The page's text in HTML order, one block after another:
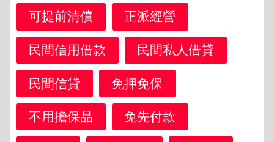
可提前清償 正派經營
民間信用借款 民間私人借貸
民間信貸 免押免保
不用擔保品 免先付款